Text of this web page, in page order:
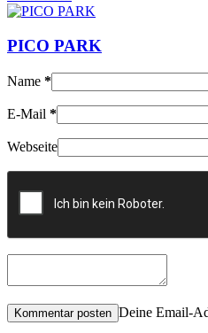
PICO PARK
Name *
E-Mail *
Webseite
Deine Email-